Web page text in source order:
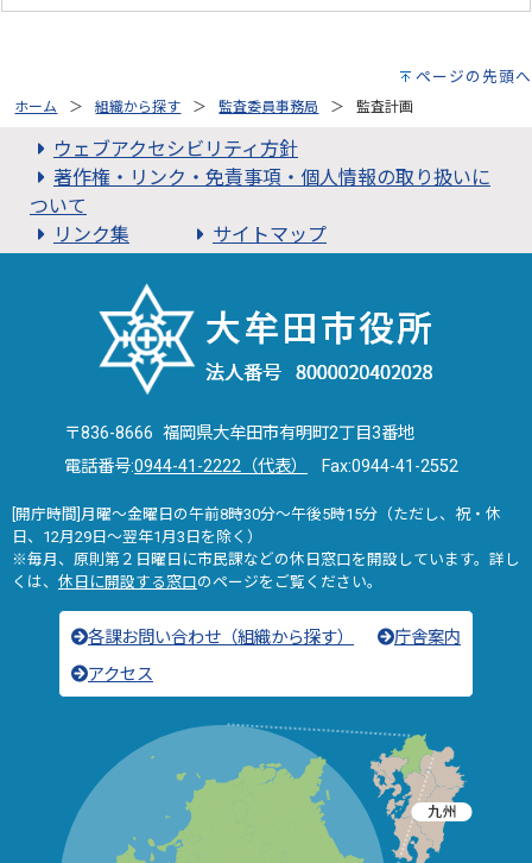
ページの先頭へ
ホーム 組織から探す 監査委員事務局 監査計画
ウェブアクセシビリティ方針
著作権・リンク・免責事項・個人情報の取り扱いに
ついて
リンク集
サイトマップ
〒836-8666 福岡県大牟田市有明町2丁目3番地
電話番号:0944-41-2222（代表） Fax:0944-41-2552
[開庁時間]月曜～金曜日の午前8時30分～午後5時15分（ただし、祝・休
日、12月29日～翌年1月3日を除く）
※毎月、原則第２日曜日に市民課などの休日窓口を開設しています。詳し
くは、 休日に開設する窓口のページをご覧ください。
各課お問い合わせ（組織から探す）
庁舎案内
アクセス